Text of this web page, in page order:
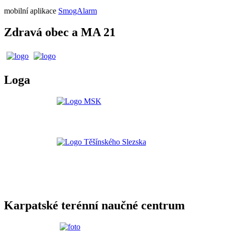
mobilní aplikace SmogAlarm
Zdravá obec a MA 21
Loga
Karpatské terénní naučné centrum